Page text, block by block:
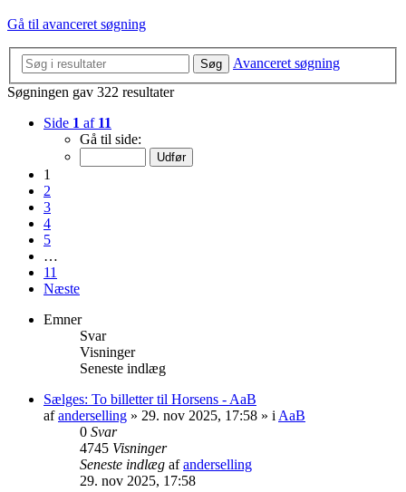
Gå til avanceret søgning
Søg
Avanceret søgning
Søgningen gav 322 resultater
Side 1 af 11
Gå til side:
1
2
3
4
5
…
11
Næste
Emner
Svar
Visninger
Seneste indlæg
Sælges: To billetter til Horsens - AaB
afanderselling » 29. nov 2025, 17:58 » i AaB
0 Svar
4745 Visninger
Seneste indlæg afanderselling
29. nov 2025, 17:58